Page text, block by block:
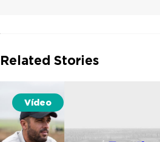
Related Stories
Vídeo